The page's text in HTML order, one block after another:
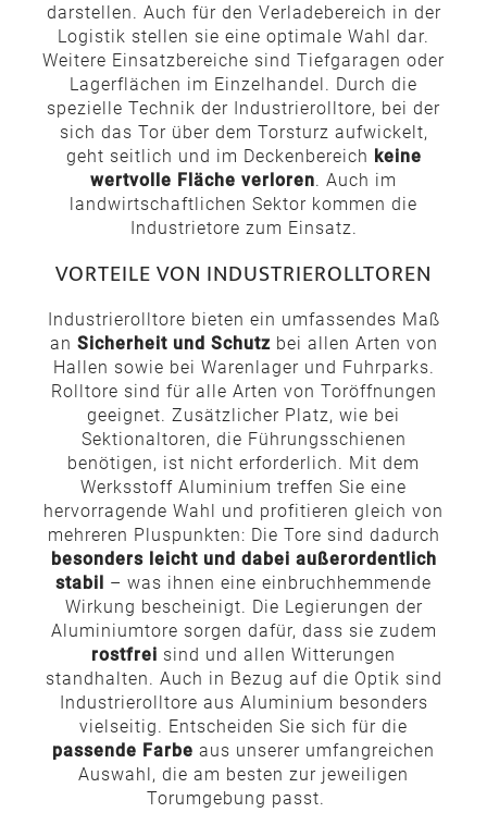
darstellen. Auch für den Verladebereich in der
Logistik stellen sie eine optimale Wahl dar.
Weitere Einsatzbereiche sind Tiefgaragen oder
Lagerflächen im Einzelhandel. Durch die
spezielle Technik der Industrierolltore, bei der
sich das Tor über dem Torsturz aufwickelt,
geht seitlich und im Deckenbereich keine
wertvolle Fläche verloren. Auch im
landwirtschaftlichen Sektor kommen die
Industrietore zum Einsatz.
VORTEILE VON INDUSTRIEROLLTOREN
Industrierolltore bieten ein umfassendes Maß
an Sicherheit und Schutzbei allen Arten von
Hallen sowie bei Warenlager und Fuhrparks.
Rolltore sind für alle Arten von Toröffnungen
geeignet. Zusätzlicher Platz, wie bei
Sektionaltoren, die Führungsschienen
benötigen, ist nicht erforderlich. Mit dem
Werksstoff Aluminium treffen Sie eine
hervorragende Wahl und profitieren gleich von
mehreren Pluspunkten: Die Tore sind dadurch
besonders leicht und dabei außerordentlich
stabil – was ihnen eine einbruchhemmende
Wirkung bescheinigt. Die Legierungen der
Aluminiumtore sorgen dafür, dass sie zudem
rostfrei sind und allen Witterungen
standhalten. Auch in Bezug auf die Optik sind
Industrierolltore aus Aluminium besonders
vielseitig. Entscheiden Sie sich für die
passende Farbe aus unserer umfangreichen
Auswahl, die am besten zur jeweiligen
Torumgebung passt.